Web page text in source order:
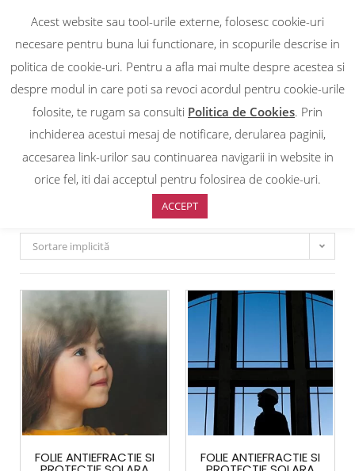
0
INTERIOR NEUTRE
Prima pagină / ANTIEFRACTIE / INTERIOR NEUTRE
INTERIOR NEUTRE
Sortare implicită
FOLIE ANTIEFRACTIE SI FOLIE ANTIEFRACTIE SI
Acest website sau tool-urile externe, folosesc cookie-uri
necesare pentru buna lui functionare, in scopurile descrise in
politica de cookie-uri. Pentru a afla mai multe despre acestea si
despre modul in care poti sa revoci acordul pentru cookie-urile
folosite, te rugam sa consulti Politica de Cookies. Prin
inchiderea acestui mesaj de notificare, derularea paginii,
accesarea link-urilor sau continuarea navigarii in website in
orice fel, iti dai acceptul pentru folosirea de cookie-uri.
ACCEPT